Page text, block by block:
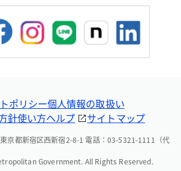
ポリシー個人情報の取扱い
針使い方ヘルプ サイトマップ
京都新宿区西新宿2-8-1 電話：03-5321-1111（代
Government. All Rights Reserved.